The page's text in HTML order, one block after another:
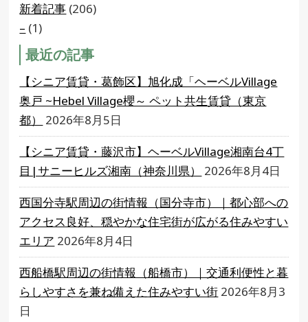
新着記事 (206)
– (1)
最近の記事
【シニア賃貸・葛飾区】旭化成「ヘーベルVillage
奥戸 ~Hebel Village櫻～ ペット共生賃貸（東京
都）
2026年8月5日
【シニア賃貸・藤沢市】ヘーベルVillage湘南台4丁
目|サニーヒルズ湘南（神奈川県）
2026年8月4日
西国分寺駅周辺の街情報（国分寺市）｜都心部への
アクセス良好、穏やかな住宅街が広がる住みやすい
エリア 2026年8月4日
西船橋駅周辺の街情報（船橋市）｜交通利便性と暮
らしやすさを兼ね備えた住みやすい街 2026年8月3
日